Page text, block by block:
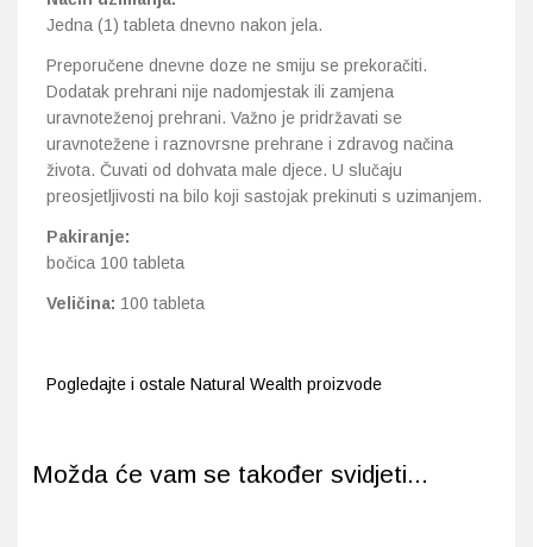
Jedna (1) tableta dnevno nakon jela.
Preporučene dnevne doze ne smiju se prekoračiti.
Dodatak prehrani nije nadomjestak ili zamjena
uravnoteženoj prehrani. Važno je pridržavati se
uravnotežene i raznovrsne prehrane i zdravog načina
života. Čuvati od dohvata male djece. U slučaju
preosjetljivosti na bilo koji sastojak prekinuti s uzimanjem.
Pakiranje:
bočica 100 tableta
Veličina: 100 tableta
Pogledajte i ostale Natural Wealth proizvode
Možda će vam se također svidjeti...